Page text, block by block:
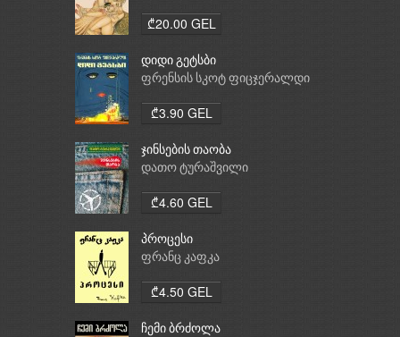
₾20.00 GEL
დიდი გეტსბი
ფრენსის სკოტ ფიცჯერალდი
₾3.90 GEL
ჯინსების თაობა
დათო ტურაშვილი
₾4.60 GEL
პროცესი
ფრანც კაფკა
₾4.50 GEL
ჩემი ბრძოლა